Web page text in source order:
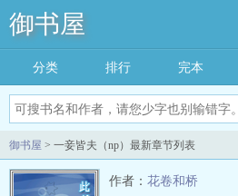
御书屋
分类 排行 完本
御书屋 > 一妾皆夫（np）最新章节列表
作者： 花卷和桥